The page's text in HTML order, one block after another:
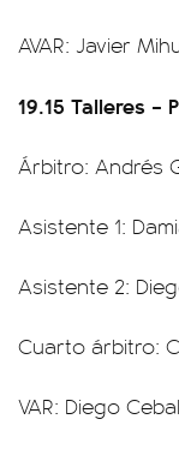
AVAR: Javier
19.15 Talleres –
Árbitro: Andrés
Asistente 1:
Asistente 2:
Cuarto árbitro:
VAR: Diego